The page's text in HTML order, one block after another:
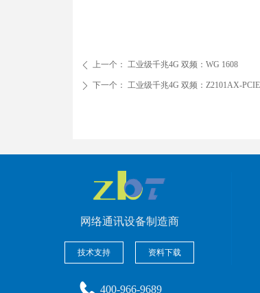
ꄴ 上一个： 工业级千兆4G 双频：WG 1608
ꄲ 下一个： 工业级千兆4G 双频：Z2101AX-
400-966-9689
网络通讯设备制造商
技术支持 资料下载